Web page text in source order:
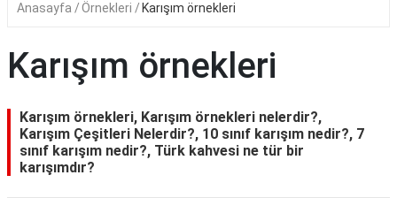
Anasayfa Örnekleri Karışım örnekleri
Karışım örnekleri
Karışım örnekleri, Karışım örnekleri nelerdir?,
Karışım Çeşitleri Nelerdir?, 10 sınıf karışım nedir?, 7
sınıf karışım nedir?, Türk kahvesi ne tür bir
karışımdır?